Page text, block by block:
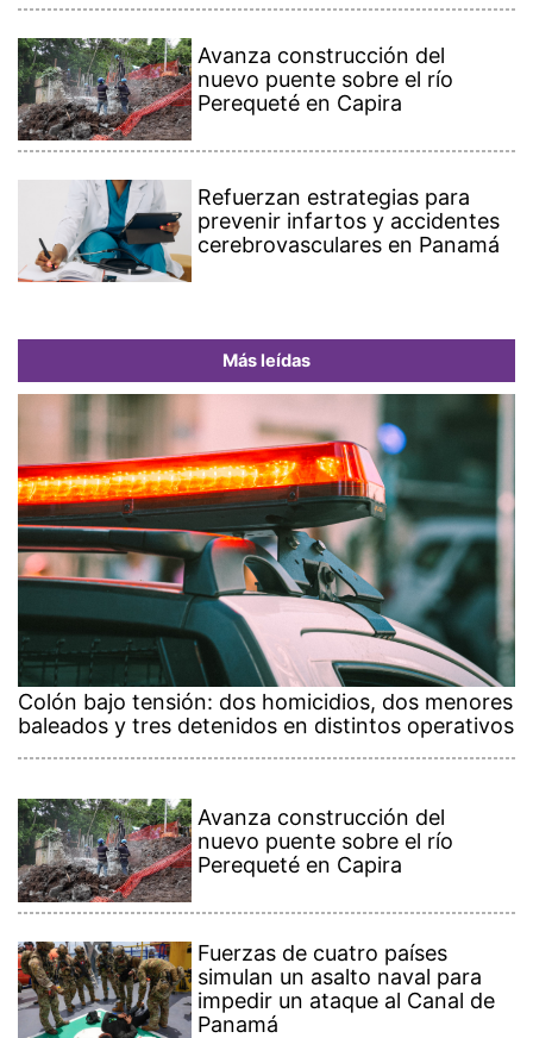
Avanza construcción del
nuevo puente sobre el río
Perequeté en Capira
Refuerzan estrategias para
prevenir infartos y accidentes
cerebrovasculares en Panamá
Más leídas
Colón bajo tensión: dos homicidios, dos menores
baleados y tres detenidos en distintos operativos
Avanza construcción del
nuevo puente sobre el río
Perequeté en Capira
Fuerzas de cuatro países
simulan un asalto naval para
impedir un ataque al Canal de
Panamá